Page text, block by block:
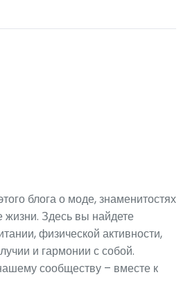
блога о моде, знаменитостях
жизни. Здесь вы найдете
физической активности,
и гармонии с собой.
сообществу – вместе к